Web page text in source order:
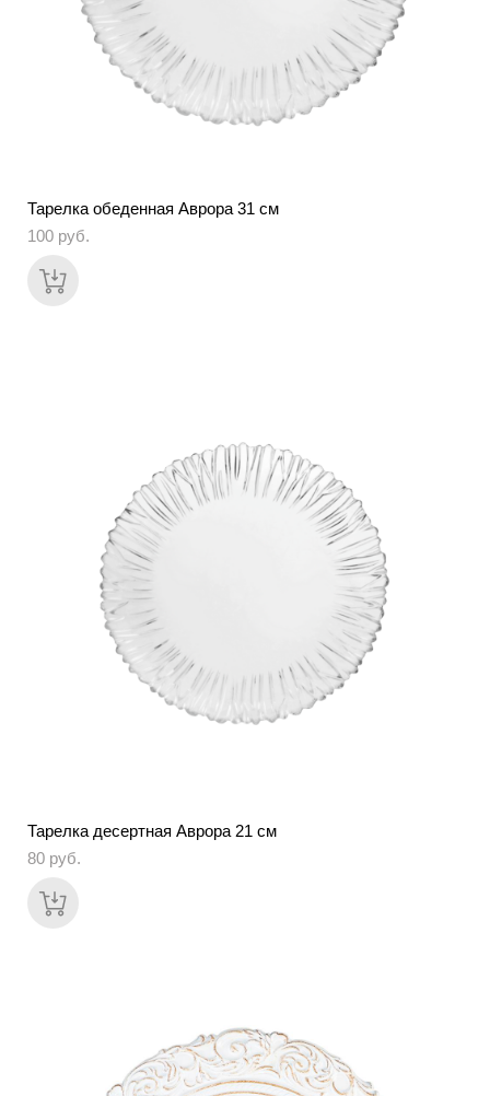
Тарелка обеденная Аврора 31 см
100 pуб.
Тарелка десертная Аврора 21 см
80 pуб.